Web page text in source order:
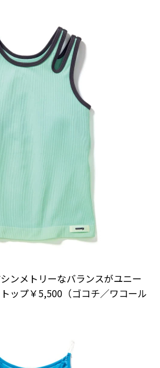
ンメトリーなバランスがユニー
ップ￥5,500（ゴコチ／ワコール